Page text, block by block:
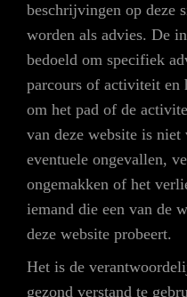
beschrijvingen op deze
worden als advies. De
bedoeld om specifiek
parcours of activiteit en
om het pad of de
van deze website is
eventuele ongevallen,
ongemakken of het
iemand die een van de
deze website probeert.
Het is de
gezond verstand te